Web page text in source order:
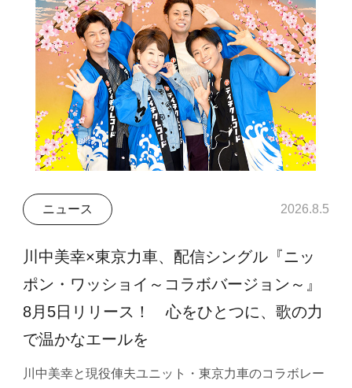
ニュース 2026.8.5
川中美幸×東京力車、配信シングル『ニッ
ポン・ワッショイ～コラボバージョン～』
8月5日リリース！ 心をひとつに、歌の力
で温かなエールを
川中美幸と現役俥夫ユニット・東京力車のコラボレー